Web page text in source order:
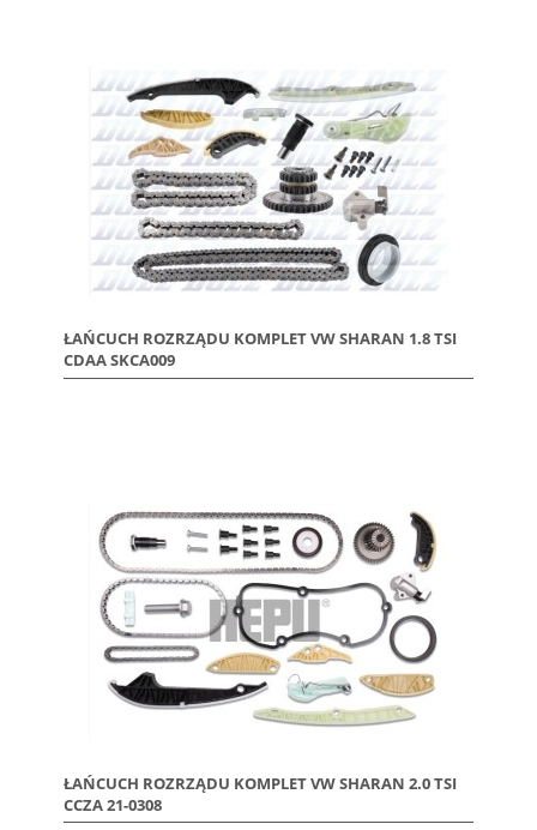
ŁAŃCUCH ROZRZĄDU KOMPLET VW SHARAN 1.8 TSI
CDAA SKCA009
ŁAŃCUCH ROZRZĄDU KOMPLET VW SHARAN 2.0 TSI
CCZA 21-0308